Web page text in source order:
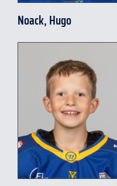
Noack, Hugo